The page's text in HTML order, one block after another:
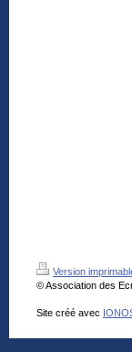
Version
© Association des
Site créé avec